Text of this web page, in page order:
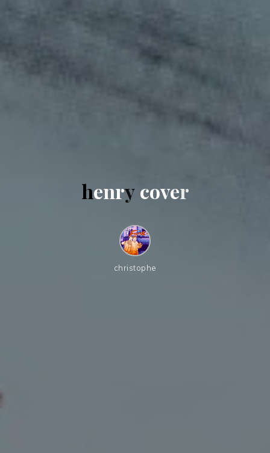
henry cover
christophe